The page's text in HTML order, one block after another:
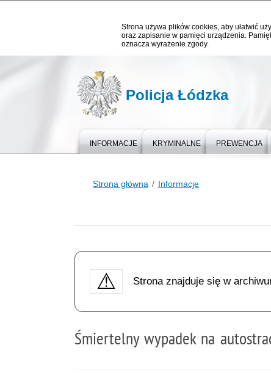
Strona używa plików cookies, aby ułatwić
oraz zapisanie w pamięci urządzenia.
oznacza wyrażenie zgody.
Policja Łódzka
INFORMACJE KRYMINALNE PREWENCJA
Strona główna Informacje
Strona znajduje się w
Śmiertelny wypadek na